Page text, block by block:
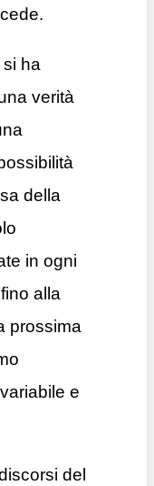
ha
verità
della
in ogni
alla
prossima
e
del